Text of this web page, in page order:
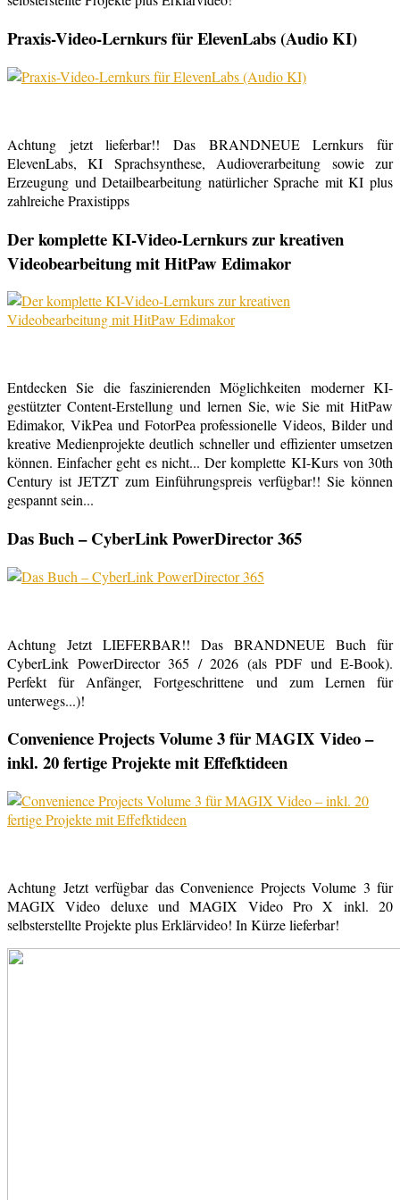
Praxis-Video-Lernkurs für ElevenLabs (Audio KI)
Achtung jetzt lieferbar!! Das BRANDNEUE Lernkurs für
ElevenLabs, KI Sprachsynthese, Audioverarbeitung sowie zur
Erzeugung und Detailbearbeitung natürlicher Sprache mit KI plus
zahlreiche Praxistipps
Der komplette KI-Video-Lernkurs zur kreativen
Videobearbeitung mit HitPaw Edimakor
Entdecken Sie die faszinierenden Möglichkeiten moderner KI-
gestützter Content-Erstellung und lernen Sie, wie Sie mit HitPaw
Edimakor, VikPea und FotorPea professionelle Videos, Bilder und
kreative Medienprojekte deutlich schneller und effizienter umsetzen
können. Einfacher geht es nicht... Der komplette KI-Kurs von 30th
Century ist JETZT zum Einführungspreis verfügbar!! Sie können
gespannt sein...
Das Buch – CyberLink PowerDirector 365
Achtung Jetzt LIEFERBAR!! Das BRANDNEUE Buch für
CyberLink PowerDirector 365 / 2026 (als PDF und E-Book).
Perfekt für Anfänger, Fortgeschrittene und zum Lernen für
unterwegs...)!
Convenience Projects Volume 3 für MAGIX Video –
inkl. 20 fertige Projekte mit Effefktideen
Achtung Jetzt verfügbar das Convenience Projects Volume 3 für
MAGIX Video deluxe und MAGIX Video Pro X inkl. 20
selbsterstellte Projekte plus Erklärvideo! In Kürze lieferbar!